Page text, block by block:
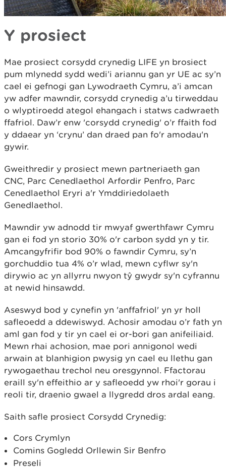
Y prosiect
Mae prosiect corsydd crynedig LIFE yn brosiect
pum mlynedd sydd wedi’i ariannu gan yr UE ac sy’n
cael ei gefnogi gan Lywodraeth Cymru, a’i amcan
yw adfer mawndir, corsydd crynedig a’u tirweddau
o wlyptiroedd ategol ehangach i statws cadwraeth
ffafriol. Daw’r enw 'corsydd crynedig' o’r ffaith fod
y ddaear yn ‘crynu’ dan draed pan fo'r amodau'n
gywir.
Gweithredir y prosiect mewn partneriaeth gan
CNC, Parc Cenedlaethol Arfordir Penfro, Parc
Cenedlaethol Eryri a'r Ymddiriedolaeth
Genedlaethol.
Mawndir yw adnodd tir mwyaf gwerthfawr Cymru
gan ei fod yn storio 30% o'r carbon sydd yn y tir.
Amcangyfrifir bod 90% o fawndir Cymru, sy’n
gorchuddio tua 4% o’r wlad, mewn cyflwr sy'n
dirywio ac yn allyrru nwyon tŷ gwydr sy'n cyfrannu
at newid hinsawdd.
Aseswyd bod y cynefin yn 'anffafriol' yn yr holl
safleoedd a ddewiswyd. Achosir amodau o’r fath yn
aml gan fod y tir yn cael ei or-bori gan anifeiliaid.
Mewn rhai achosion, mae pori annigonol wedi
arwain at blanhigion pwysig yn cael eu llethu gan
rywogaethau trechol neu oresgynnol. Ffactorau
eraill sy'n effeithio ar y safleoedd yw rhoi'r gorau i
reoli tir, draenio gwael a llygredd dros ardal eang.
Saith safle prosiect Corsydd Crynedig:
Cors Crymlyn
Comins Gogledd Orllewin Sir Benfro
Preseli